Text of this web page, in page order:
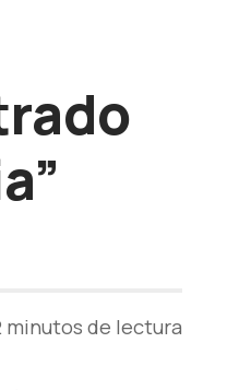
minutos de lectura